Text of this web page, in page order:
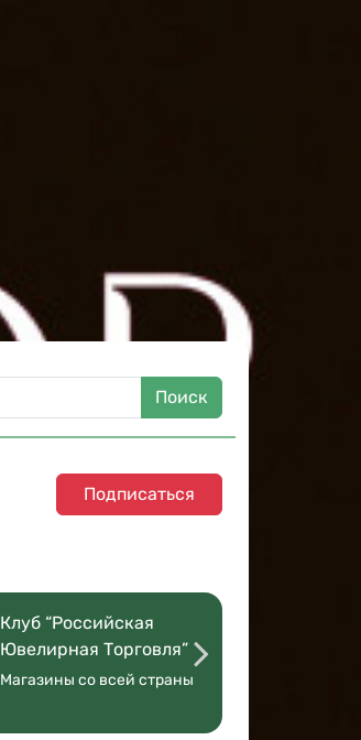
Подписаться
Клуб “Российская
Ювелирная Торговля”
Магазины со всей страны